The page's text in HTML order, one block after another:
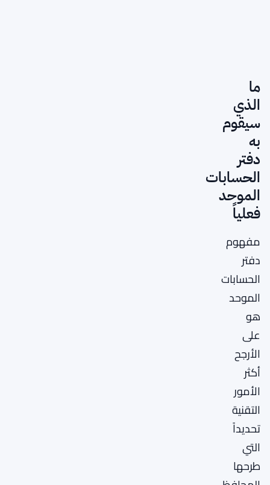
ما
الذي
سيقوم
به
دفتر
الحسابات
الموحد
فعلياً
مفهوم
دفتر
الحسابات
الموحد
هو
على
الأرجح
أكثر
الأمور
التقنية
تحديداً
التي
طرحها